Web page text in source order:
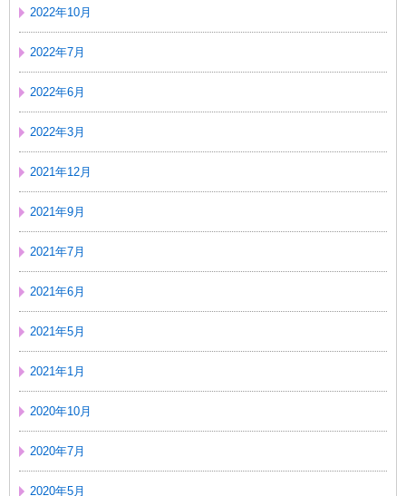
2022年10月
2022年7月
2022年6月
2022年3月
2021年12月
2021年9月
2021年7月
2021年6月
2021年5月
2021年1月
2020年10月
2020年7月
2020年5月